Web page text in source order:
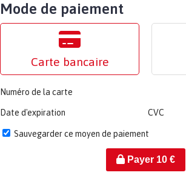
Mode de paiement
Carte bancaire
Numéro de la carte
Date d'expiration CVC
Sauvegarder ce moyen de paiement
Payer 10€